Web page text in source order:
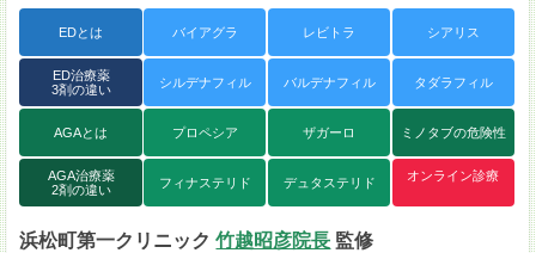
EDとは バイアグラ レビトラ シアリス
ED治療薬
3剤の違い
シルデナフィル バルデナフィル タダラフィル
AGAとは プロペシア ザガーロ ミノタブの危険性
AGA治療薬
2剤の違い
フィナステリド デュタステリド オンライン診療
浜松町第一クリニック竹越昭彦院長 監修